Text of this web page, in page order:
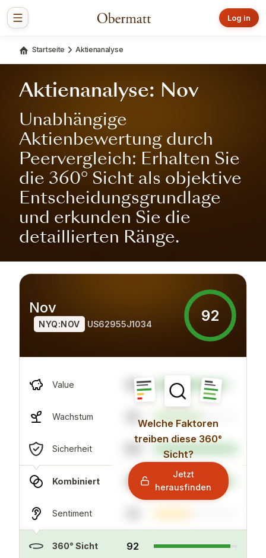
Log in
Startseite Aktienanalyse
Aktienanalyse: Nov
Unabhängige
Aktienbewertung durch
Peervergleich: Erhalten Sie
die 360° Sicht als objektive
Entscheidungsgrundlage
und erkunden Sie die
detaillierten Ränge.
Nov
NYQ:NOV US62955J1034 92
Value 88
Wachstum 58
Sicherheit
Kombiniert 96
Sentiment
360° Sicht 92
Welche Faktoren
treiben diese 360°
Sicht?
Jetzt
herausfinden